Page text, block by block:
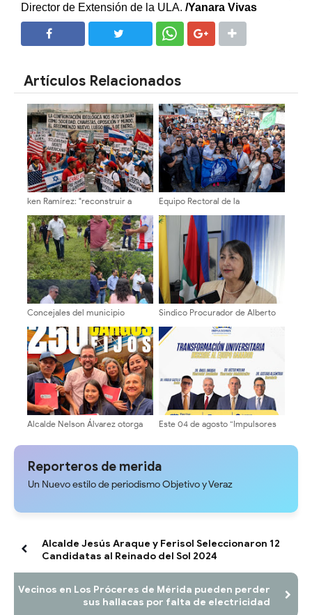
Director de Extensión de la ULA. /Yanara Vivas
Artículos Relacionados
ken Ramírez: "reconstruir a
sólidas y una agenda centrada
en el interés nacional"
Equipo Rectoral de la
se inscribió en la ULA con acto
histórico de participación
Concejales del municipio
en la Cuesta del Chama!
Sindico Procurador de Alberto
responsabilidad exclusiva de sus
promotores
Alcalde Nelson Álvarez otorga
la municipalidad
Este 04 de agosto “Impulsores
Universitaria” formalizará
Reporteros de merida
Un Nuevo estilo de periodismo Objetivo y Veraz
Alcalde Jesús Araque y Ferisol Seleccionaron 12
Candidatas al Reinado del Sol 2024
Vecinos en Los Próceres de Mérida pueden perder
sus hallacas por falta de electricidad